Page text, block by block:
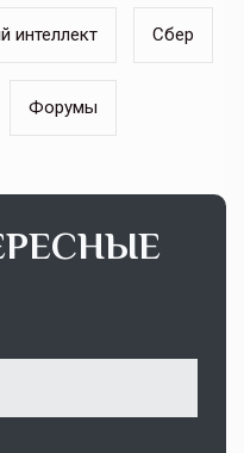
интеллект Сбер
Форумы